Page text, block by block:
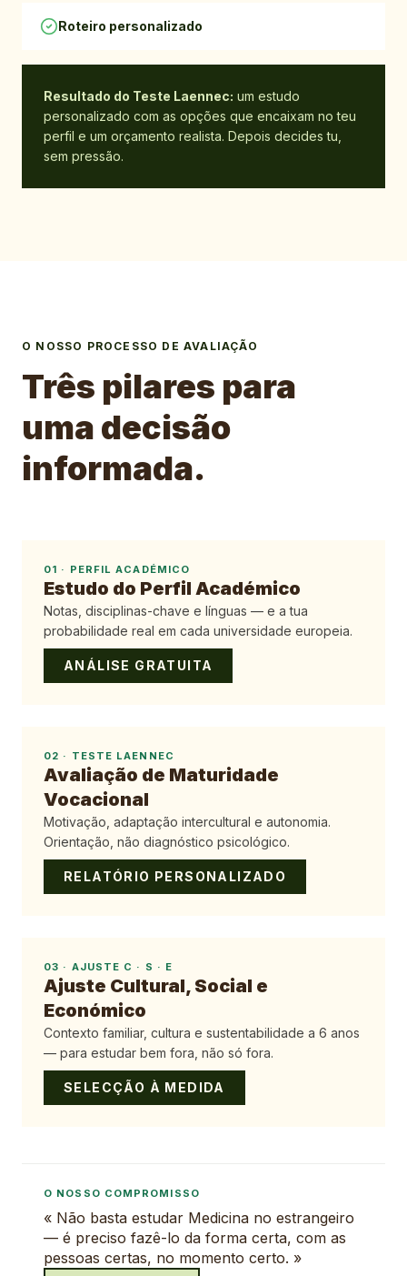
Roteiro personalizado
Resultado do Teste Laennec: um estudo
personalizado com as opções que encaixam no teu
perfil e um orçamento realista. Depois decides tu,
sem pressão.
O NOSSO PROCESSO DE AVALIAÇÃO
Três pilares para
uma decisão
informada.
01 · PERFIL ACADÉMICO
Estudo do Perfil Académico
Notas, disciplinas-chave e línguas — e a tua
probabilidade real em cada universidade europeia.
ANÁLISE GRATUITA
02 · TESTE LAENNEC
Avaliação de Maturidade
Vocacional
Motivação, adaptação intercultural e autonomia.
Orientação, não diagnóstico psicológico.
RELATÓRIO PERSONALIZADO
03 · AJUSTE C · S · E
Ajuste Cultural, Social e
Económico
Contexto familiar, cultura e sustentabilidade a 6 anos
— para estudar bem fora, não só fora.
SELECÇÃO À MEDIDA
O NOSSO COMPROMISSO
« Não basta estudar Medicina no estrangeiro
— é preciso fazê-lo da forma certa, com as
pessoas certas, no momento certo. »